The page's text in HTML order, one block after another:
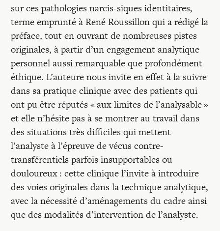
sur ces pathologies narcis-siques identitaires,
terme emprunté à René Roussillon qui a rédigé la
préface, tout en ouvrant de nombreuses pistes
originales, à partir d’un engagement analytique
personnel aussi remarquable que profondément
éthique. L’auteure nous invite en effet à la suivre
dans sa pratique clinique avec des patients qui
ont pu être réputés « aux limites de l’analysable »
et elle n’hésite pas à se montrer au travail dans
des situations très difficiles qui mettent
l’analyste à l’épreuve de vécus contre-
transférentiels parfois insupportables ou
douloureux : cette clinique l’invite à introduire
des voies originales dans la technique analytique,
avec la nécessité d’aménagements du cadre ainsi
que des modalités d’intervention de l’analyste.